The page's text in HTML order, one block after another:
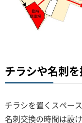
チラシや名刺
チラシを置くスペー
名刺交換の時間は設